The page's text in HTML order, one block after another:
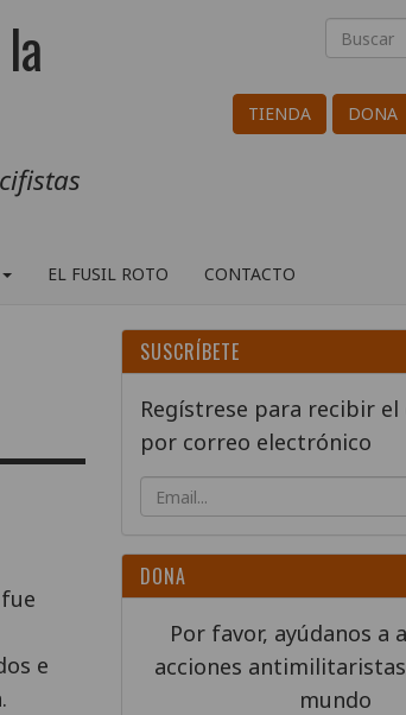
Buscar
TIENDA DONA
EL FUSIL ROTO CONTACTO
fue
e
SUSCRÍBETE
Regístrese para recibir
por correo electrónico
DONA
Por favor, ayúdanos a
acciones
mundo